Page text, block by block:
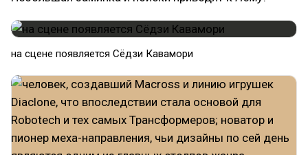
на сцене появляется Сёдзи Кавамори